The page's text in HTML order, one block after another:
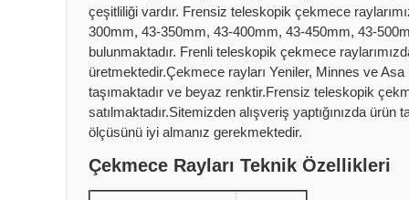
çeşitliliği vardır. Frensiz teleskopik çekmece
300mm, 43-350mm, 43-400mm, 43-450mm, 43-
bulunmaktadır. Frenli teleskopik çekmece
üretmektedir.Çekmece rayları Yeniler, Minnes ve
taşımaktadır ve beyaz renktir.Frensiz teleskopik
satılmaktadır.Sitemizden alışveriş yaptığınızda
ölçüsünü iyi almanız gerekmektedir.
Çekmece Rayları Teknik Özellikleri